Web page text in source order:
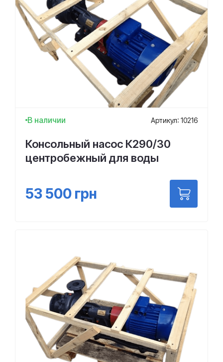
В наличии Артикул: 10216
Консольный насос К290/30
центробежный для воды
53 500 грн